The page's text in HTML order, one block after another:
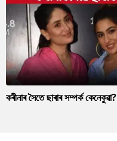
কৰীনাৰ সৈতে ছাৰাৰ সম্পৰ্ক কেনেকুৱা?